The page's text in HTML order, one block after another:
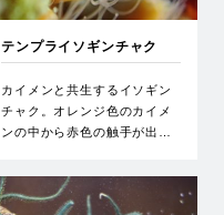
テンプライソギンチャク
カイメンと共生するイソギン
チャク。オレンジ色のカイメ
ンの中から赤色の触手が出…